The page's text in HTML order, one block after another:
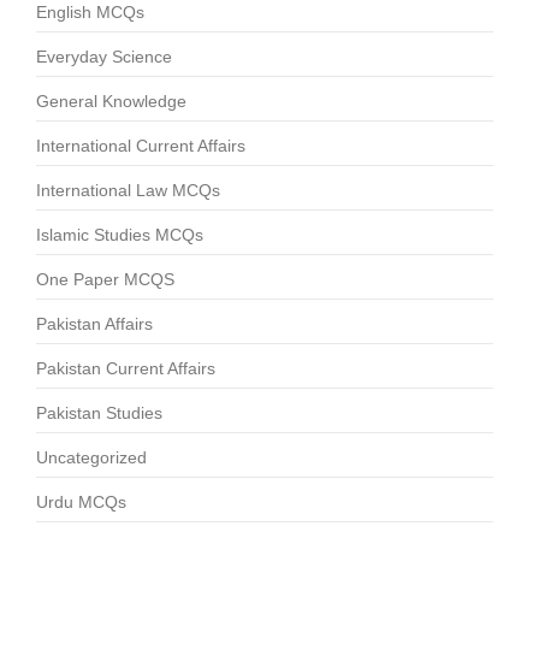
English MCQs
Everyday Science
General Knowledge
International Current Affairs
International Law MCQs
Islamic Studies MCQs
One Paper MCQS
Pakistan Affairs
Pakistan Current Affairs
Pakistan Studies
Uncategorized
Urdu MCQs